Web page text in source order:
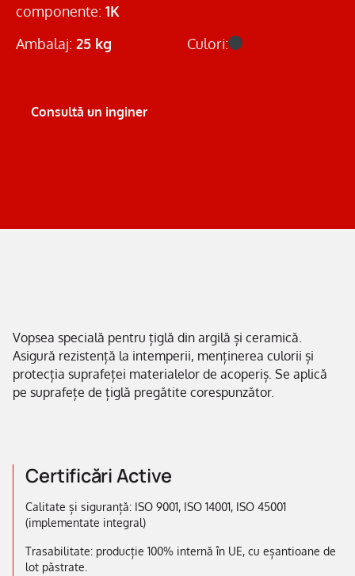
componente: 1K
Ambalaj: 25 kg Culori:
Consultă un inginer
Vopsea specială pentru țiglă din argilă și ceramică.
Asigură rezistență la intemperii, menținerea culorii și
protecția suprafeței materialelor de acoperiș. Se aplică
pe suprafețe de țiglă pregătite corespunzător.
Certificări Active
Calitate și siguranță: ISO 9001, ISO 14001, ISO 45001
(implementate integral)
Trasabilitate: producție 100% internă în UE, cu eșantioane de
lot păstrate.